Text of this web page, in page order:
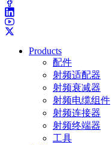
Products
配件
射频适配器
射频衰减器
射频电缆组件
射频连接器
射频终端器
工具